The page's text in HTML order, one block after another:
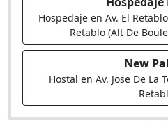
Hospedaje en Av. El
Retablo (Alt De
New
Hostal en Av. Jose De La